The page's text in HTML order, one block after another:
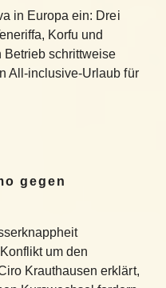
in Europa ein: Drei
Korfu und
Betrieb schrittweise
All-inclusive-Urlaub für
gegen
um den
Krauthausen erklärt,